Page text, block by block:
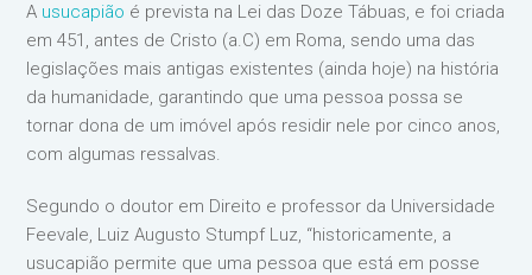
A usucapião é prevista na Lei das Doze Tábuas, e foi criada
em 451, antes de Cristo (a.C) em Roma, sendo uma das
legislações mais antigas existentes (ainda hoje) na história
da humanidade, garantindo que uma pessoa possa se
tornar dona de um imóvel após residir nele por cinco anos,
com algumas ressalvas.
Segundo o doutor em Direito e professor da Universidade
Feevale, Luiz Augusto Stumpf Luz, “historicamente, a
usucapião permite que uma pessoa que está em posse